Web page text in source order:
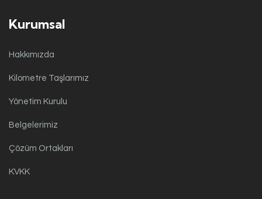
Kurumsal
Hakkımızda
Kilometre Taşlarımız
Yönetim Kurulu
Belgelerimiz
Çözüm Ortakları
KVKK